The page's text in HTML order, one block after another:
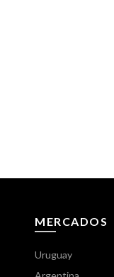
MERCADOS
Uruguay